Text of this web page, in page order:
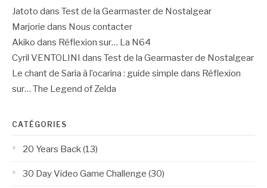
Jatoto dans Test de la Gearmaster de Nostalgear
Marjorie dans Nous contacter
Akiko dans Réflexion sur… La N64
Cyril VENTOLINI
dans Test de la Gearmaster de Nostalgear
Le chant de Saria à l’ocarina : guide simple dans Réflexion
sur… The Legend of Zelda
CATÉGORIES
20 Years Back(13)
30 Day Video Game Challenge (30)